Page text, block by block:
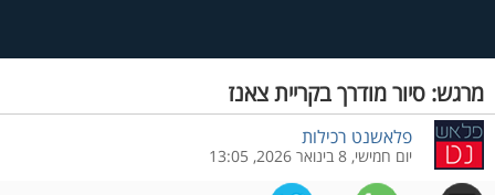
מרגש: סיור מודרך בקריית צאנז
פלאשנט רכילות
יום חמישי, 8 בינואר 2026, 13:05